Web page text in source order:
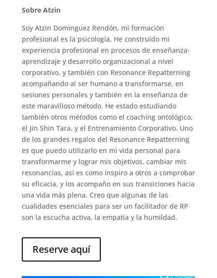
Sobre Atzin
Soy Atzin Dominguez Rendón, mi formación
profesional es la psicología. He construido mi
experiencia profesional en procesos de enseñanza-
aprendizaje y desarrollo organizacional a nivel
corporativo, y también con Resonance Repatterning
acompañando al ser humano a transformarse, en
sesiones personales y también en la enseñanza de
este maravilloso método. He estado estudiando
también otros métodos como el coaching ontológico,
el Jin Shin Tara, y el Entrenamiento Corporativo. Uno
de los grandes regalos del Resonance Repatterning
es que puedo utilizarlo en mi vida personal para
transformarme y lograr mis objetivos, cambiar mis
resonancias, así es como inspiro a otros a comprobar
su eficacia, y los acompaño en sus transiciones hacia
una vida más plena. Creo que algunas de las
cualidades esenciales para ser un facilitador de RP
son la escucha activa, la empatía y la humildad.
Reserve aquí